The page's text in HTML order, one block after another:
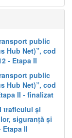
public
Hub Net)”, cod
- Etapa II
public
Hub Net)”, cod
II - finalizat
traficului și
siguranță și
Etapa II